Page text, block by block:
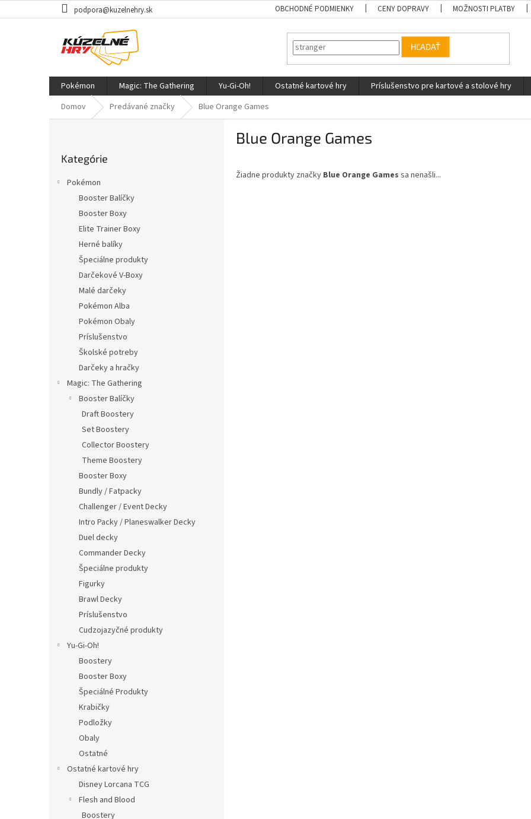
na
podpora@kuzelnehry.sk OBCHODNÉ PODMIENKY CENY DOPRAVY MOŽNOSTI PLATBY
HĽADAŤ
Pokémon Magic: The Gathering Yu-Gi-Oh! Ostatné kartové hry Príslušenstvo pre kartové a stolové hry
Domov
Predávané značky Blue Orange Games
kategórie
Kategórie
Pokémon
Booster Balíčky
Booster Boxy
Elite Trainer Boxy
Herné balíky
Špeciálne produkty
Darčekové V-Boxy
Malé darčeky
Pokémon Alba
Pokémon Obaly
Príslušenstvo
Školské potreby
Darčeky a hračky
Magic: The Gathering
Booster Balíčky
Draft Boostery
Set Boostery
Collector Boostery
Theme Boostery
Booster Boxy
Bundly / Fatpacky
Challenger / Event Decky
Intro Packy / Planeswalker Decky
Duel decky
Commander Decky
Špeciálne produkty
Figurky
Brawl Decky
Príslušenstvo
Cudzojazyčné produkty
Yu-Gi-Oh!
Boostery
Booster Boxy
Špeciálné Produkty
Krabičky
Podložky
Obaly
Ostatné
Ostatné kartové hry
Disney Lorcana TCG
Flesh and Blood
Boostery
Blue Orange Games
Žiadne produkty značky Blue Orange Games sa nenašli...